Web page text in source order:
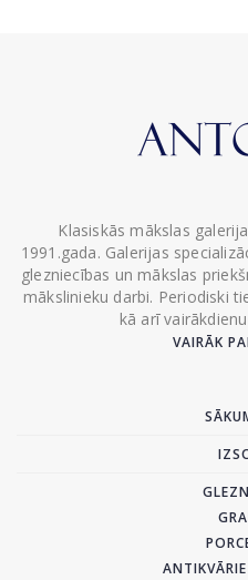
Klasiskās mākslas
1991.gada. Galerijas
glezniecības un mākslas
mākslinieku darbi. Periodiski
kā arī
VAIRĀK